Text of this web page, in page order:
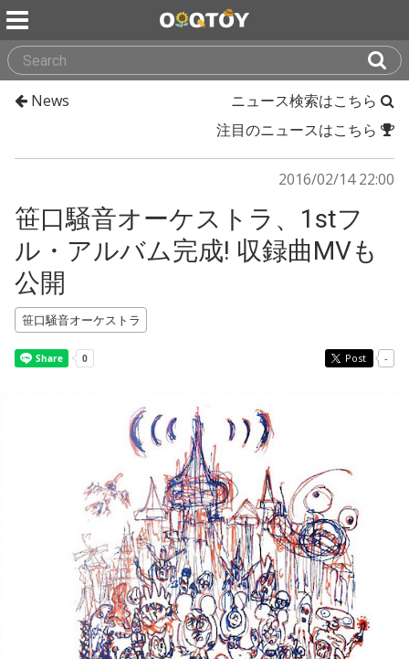
News
ニュース検索はこちら
注目のニュースはこちら
2016/02/14 22:00
笹口騒音オーケストラ、1stフ
ル・アルバム完成! 収録曲MVも
公開
笹口騒音オーケストラ
Post -